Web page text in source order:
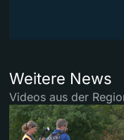
Weitere News
Videos aus der